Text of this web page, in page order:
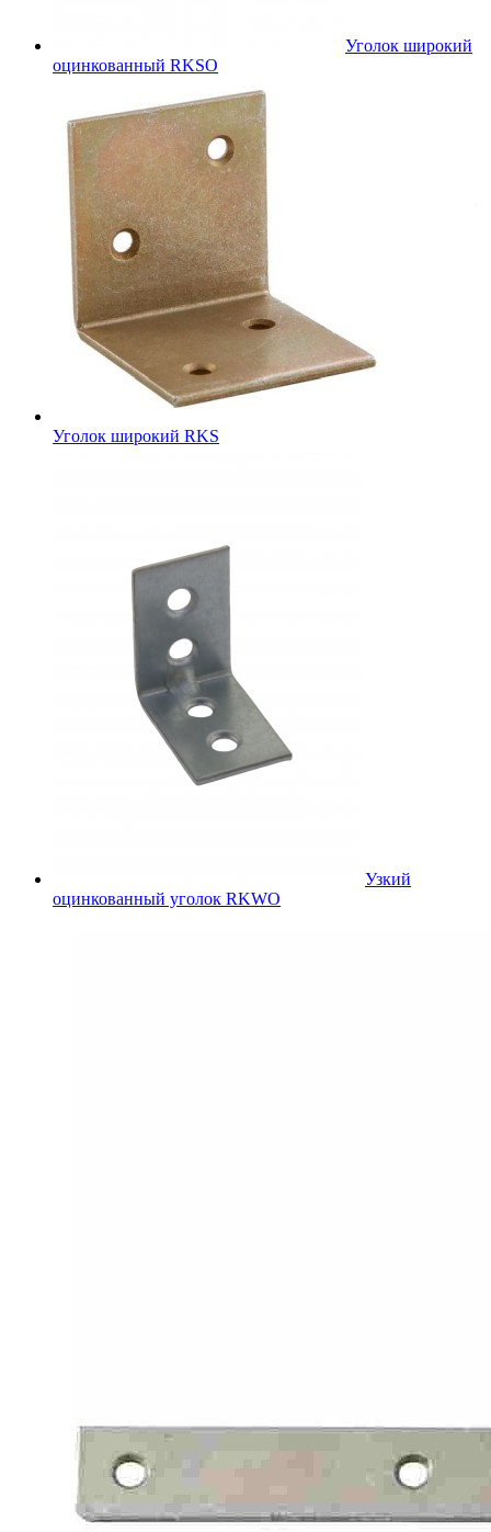
Уголок широкий
оцинкованный RKSО
Уголок широкий RKS
Узкий
оцинкованный уголок RKWO